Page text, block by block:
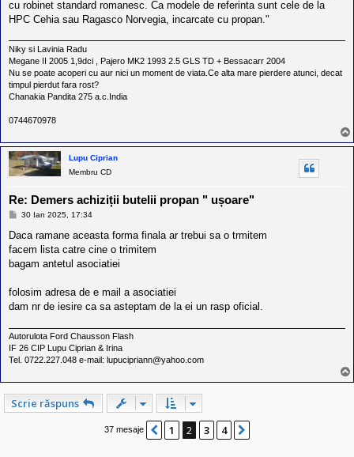
cu robinet standard romanesc. Ca modele de referinta sunt cele de la
HPC Cehia sau Ragasco Norvegia, incarcate cu propan."
Niky si Lavinia Radu
Megane II 2005 1,9dci , Pajero MK2 1993 2.5 GLS TD + Bessacarr 2004
Nu se poate acoperi cu aur nici un moment de viata.Ce alta mare pierdere atunci, decat
timpul pierdut fara rost?
Chanakia Pandita 275 a.c.India
0744670978
Lupu Ciprian
Membru CD
Re: Demers achiziții butelii propan " ușoare"
M
s
j
30 Ian 2025, 17:34
Daca ramane aceasta forma finala ar trebui sa o trmitem
facem lista catre cine o trimitem
bagam antetul asociatiei
folosim adresa de e mail a asociatiei
dam nr de iesire ca sa asteptam de la ei un rasp oficial.
Autorulota Ford Chausson Flash
IF 26 CIP Lupu Ciprian & Irina
Tel. 0722.227.048 e-mail: lupucipriann@yahoo.com
Scrie răspuns
37 mesaje Anterior
1 2 3 4